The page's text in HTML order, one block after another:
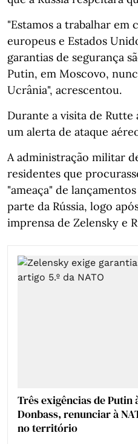
"Estamos a trabalhar
europeus e Estados
garantias de segurança
Putin, em Moscovo,
Ucrânia", acrescentou.
Durante a visita de Rutte
um alerta de ataque
A administração militar
residentes que
"ameaça" de
parte da Rússia, logo
imprensa de Zelensky e
Três exigências de Putin
Donbass, renunciar à
no território